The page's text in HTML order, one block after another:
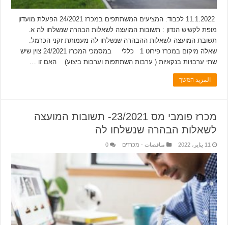
11.1.2022 לכבוד: המציעים המשתתפים במכרז 24/2021 הפעלת מועדון
מופת לקשיש הנדון : תשובות המועצה לשאלות הבהרה שנשלחו לה א.
תשובת המועצה לשאלות ההבהרה שנשלחו לה מעמותת זקני הכרמל.
שאלה מיקום במכרז פירוט 1 כללי במסמכי המכרז 24/2021 צוין שיש
שתי ערבויות בנקאיות ( ערבות השתתפות וערבות ביצוע) האם זו …
المزيد המשך
מכרז פומבי מס 23/2021- תשובות המועצה
לשאלות הבהרה שנשלחו לה
11 يناير، 2022 مناقصات - מכרזים 0